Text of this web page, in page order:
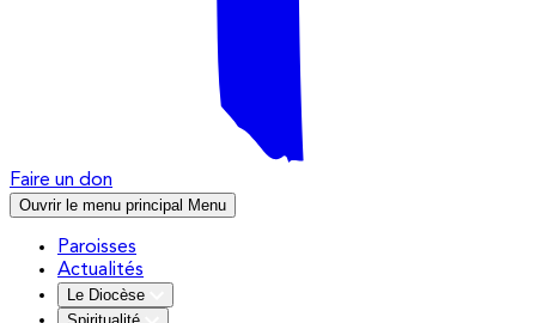
Faire un don
Ouvrir le menu principal Menu
Paroisses
Actualités
Le Diocèse